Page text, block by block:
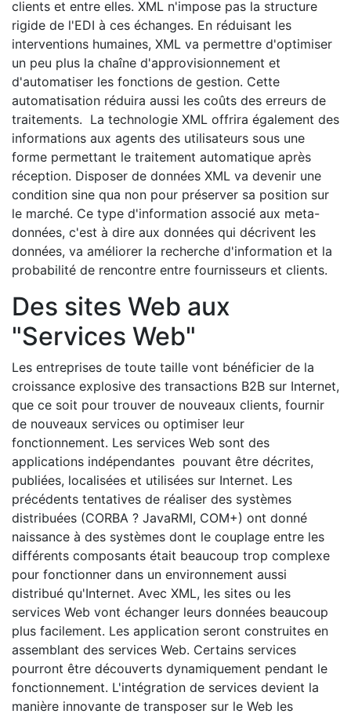
clients et entre elles. XML n'impose pas la structure
rigide de l'EDI à ces échanges. En réduisant les
interventions humaines, XML va permettre d'optimiser
un peu plus la chaîne d'approvisionnement et
d'automatiser les fonctions de gestion. Cette
automatisation réduira aussi les coûts des erreurs de
traitements. La technologie XML offrira également des
informations aux agents des utilisateurs sous une
forme permettant le traitement automatique après
réception. Disposer de données XML va devenir une
condition sine qua non pour préserver sa position sur
le marché. Ce type d'information associé aux meta-
données, c'est à dire aux données qui décrivent les
données, va améliorer la recherche d'information et la
probabilité de rencontre entre fournisseurs et clients.
Des sites Web aux
"Services Web"
Les entreprises de toute taille vont bénéficier de la
croissance explosive des transactions B2B sur Internet,
que ce soit pour trouver de nouveaux clients, fournir
de nouveaux services ou optimiser leur
fonctionnement. Les services Web sont des
applications indépendantes pouvant être décrites,
publiées, localisées et utilisées sur Internet. Les
précédents tentatives de réaliser des systèmes
distribuées (CORBA ? JavaRMI, COM+) ont donné
naissance à des systèmes dont le couplage entre les
différents composants était beaucoup trop complexe
pour fonctionner dans un environnement aussi
distribué qu'Internet. Avec XML, les sites ou les
services Web vont échanger leurs données beaucoup
plus facilement. Les application seront construites en
assemblant des services Web. Certains services
pourront être découverts dynamiquement pendant le
fonctionnement. L'intégration de services devient la
manière innovante de transposer sur le Web les